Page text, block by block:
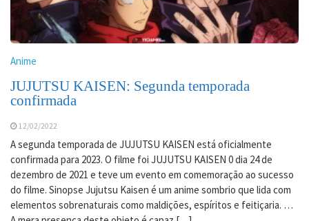
Anime
JUJUTSU KAISEN: Segunda temporada
confirmada
12/02/2022
A segunda temporada de JUJUTSU KAISEN está oficialmente
confirmada para 2023. O filme foi JUJUTSU KAISEN 0 dia 24 de
dezembro de 2021 e teve um evento em comemoração ao sucesso
do filme. Sinopse Jujutsu Kaisen é um anime sombrio que lida com
elementos sobrenaturais como maldições, espíritos e feitiçaria. …